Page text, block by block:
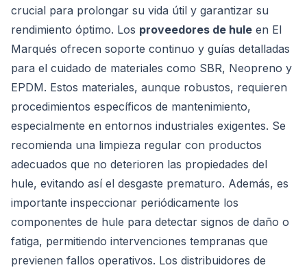
crucial para prolongar su vida útil y garantizar su
rendimiento óptimo. Los proveedores de hule en El
Marqués ofrecen soporte continuo y guías detalladas
para el cuidado de materiales como SBR, Neopreno y
EPDM. Estos materiales, aunque robustos, requieren
procedimientos específicos de mantenimiento,
especialmente en entornos industriales exigentes. Se
recomienda una limpieza regular con productos
adecuados que no deterioren las propiedades del
hule, evitando así el desgaste prematuro. Además, es
importante inspeccionar periódicamente los
componentes de hule para detectar signos de daño o
fatiga, permitiendo intervenciones tempranas que
previenen fallos operativos. Los distribuidores de